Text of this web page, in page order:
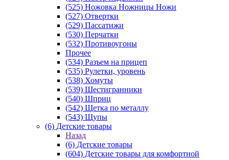
(525) Ножовка Ножницы Ножи
(527) Отвертки
(529) Пассатижи
(530) Перчатки
(532) Противоугоны
Прочее
(534) Разъем на прицеп
(535) Рулетки, уровень
(538) Хомуты
(539) Шестигранники
(540) Шприц
(542) Щетка по металлу
(543) Щупы
(6) Детские товары
Назад
(6) Детские товары
(604) Детские товары для комфортной